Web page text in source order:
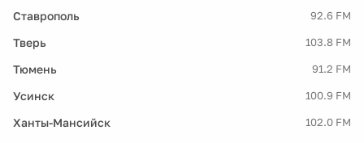
Ставрополь 92.6 FM
Тверь 103.8 FM
Тюмень 91.2 FM
Усинск 100.9 FM
Ханты-Мансийск 102.0 FM